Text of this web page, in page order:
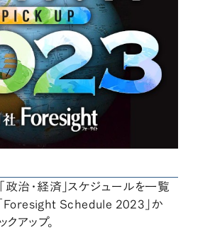
治・経済」スケジュールを一覧
Foresight Schedule 2023」か
アップ。